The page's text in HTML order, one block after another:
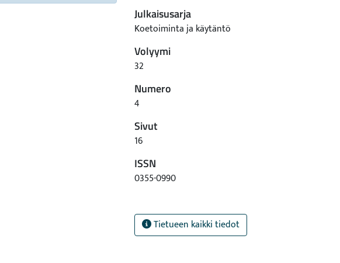
Julkaisusarja
Koetoiminta ja käytäntö
Volyymi
32
Numero
4
Sivut
16
ISSN
0355-0990
Tietueen kaikki tiedot